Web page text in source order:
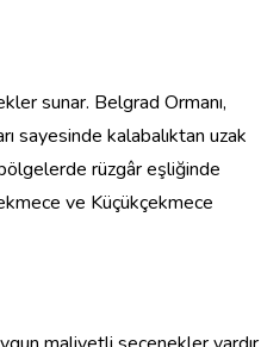
sunar. Belgrad Ormanı,
sayesinde kalabalıktan uzak
rüzgâr eşliğinde
ve Küçükçekmece